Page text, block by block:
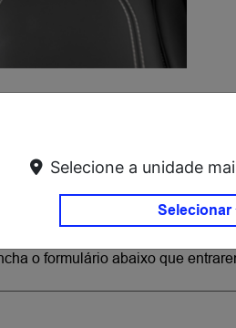
o formulário abaixo que
Selecione a unidade
Selecionar